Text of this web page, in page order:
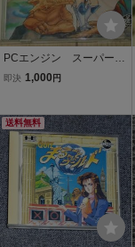
PCエンジン スーパーC
D-ROM2 モンスターメ
即決 1,000 円
送料無料